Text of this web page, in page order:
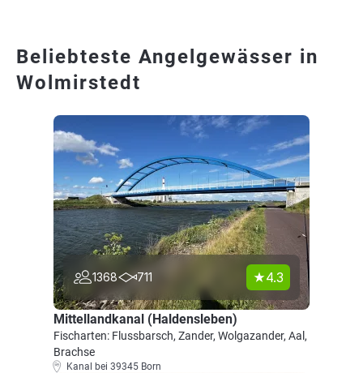
Beliebteste Angelgewässer in
Wolmirstedt
1368 711 4.3
Mittellandkanal (Haldensleben)
Fischarten: Flussbarsch, Zander, Wolgazander, Aal,
Brachse
Kanal bei 39345 Born